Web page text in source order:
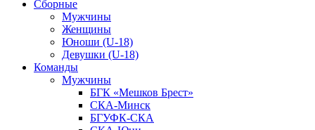
Сборные
Мужчины
Женщины
Юноши (U-18)
Девушки (U-18)
Команды
Мужчины
БГК «Мешков Брест»
СКА-Минск
БГУФК-СКА